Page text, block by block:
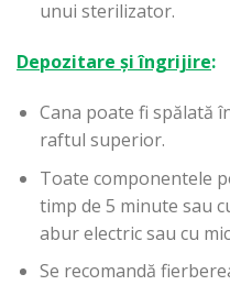
unui sterilizator.
Depozitare și îngrijire:
Cana poate fi spălată
raftul superior.
Toate componentele
timp de 5 minute sau
abur electric sau cu
Se recomandă